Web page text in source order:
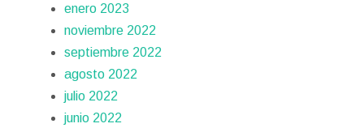
enero 2023
noviembre 2022
septiembre 2022
agosto 2022
julio 2022
junio 2022